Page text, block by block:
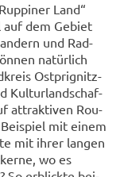
Land“
auf dem Ge­biet
und Rad­
na­tür­lich
Ostprignitz-​
Kul­tur­land­schaf­
at­trak­ti­ven Rou­
mit einem
mit ihrer lan­gen
wo es